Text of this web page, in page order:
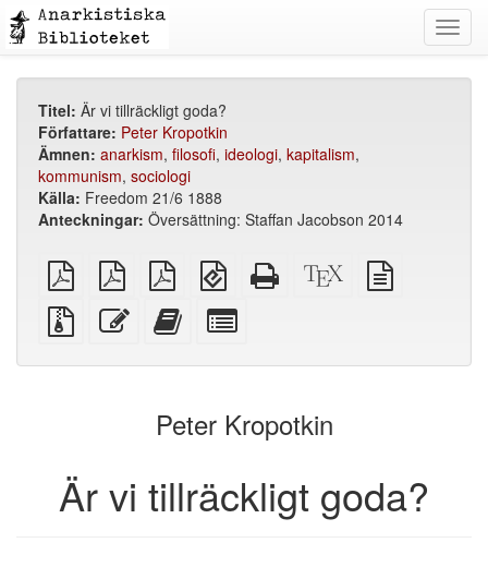
Titel: Är vi tillräckligt goda?
Författare: Peter Kropotkin
Ämnen: anarkism, filosofi, ideologi, kapitalism,
kommunism, sociologi
Källa: Freedom 21/6 1888
Anteckningar: Översättning: Staffan Jacobson 2014
plain
PDF
A4
imposed
PDF
Letter
imposed
PDF
EPUB
(för
mobila
enheter)
Fristående
HTML
XeLaTeX
källa
Källfiler
med
Redigera
denna
Lägg
text
bokskaparen
for
bookbuilder
Peter Kropotkin
Är vi tillräckligt goda?